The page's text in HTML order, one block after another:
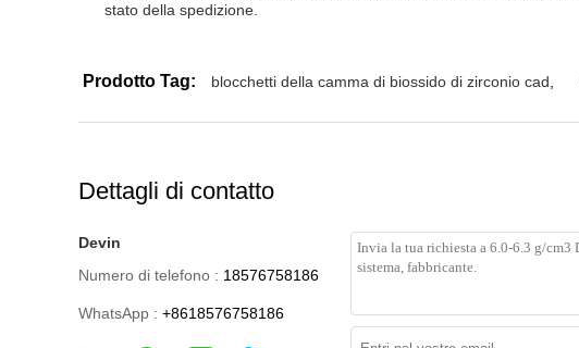
stato della spedizione.
Prodotto Tag: blocchetti della camma di biossido di zirconio cad
Dettagli di contatto
Devin
Numero di telefono : 18576758186
WhatsApp : +8618576758186